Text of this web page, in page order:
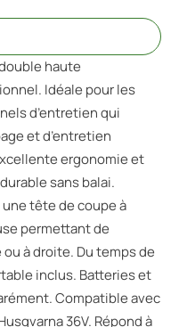
haute
Idéale pour les
d’entretien qui
et d’entretien
ergonomie et
sans balai.
tête de coupe à
permettant de
à droite. Du temps de
inclus. Batteries et
Compatible avec
36V. Répond à